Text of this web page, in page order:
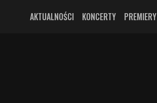
AKTUALNOŚCI KONCERTY PREMIERY